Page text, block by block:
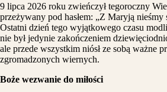
9 lipca 2026 roku zwieńczył tegoroczny
przeżywany pod hasłem: „Z Maryją nieśmy
Ostatni dzień tego wyjątkowego czasu
nie był jedynie zakończeniem
ale przede wszystkim niósł ze sobą ważne
zgromadzonych wiernych.
Boże wezwanie do miłości